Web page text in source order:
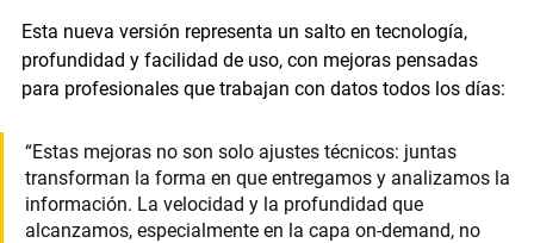
Esta nueva versión representa un salto en tecnología,
profundidad y facilidad de uso, con mejoras pensadas
para profesionales que trabajan con datos todos los días:
“Estas mejoras no son solo ajustes técnicos: juntas
transforman la forma en que entregamos y analizamos la
información. La velocidad y la profundidad que
alcanzamos, especialmente en la capa on-demand, no